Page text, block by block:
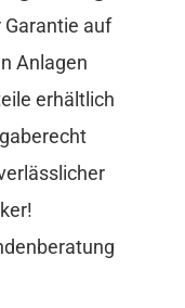
auf
Anlagen
erhältlich